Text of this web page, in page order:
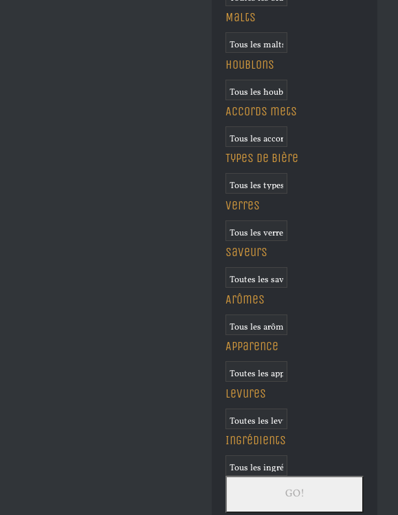
Malts
Houblons
Accords mets
Types de bière
Verres
Saveurs
Arômes
Apparence
Levures
Ingrédients